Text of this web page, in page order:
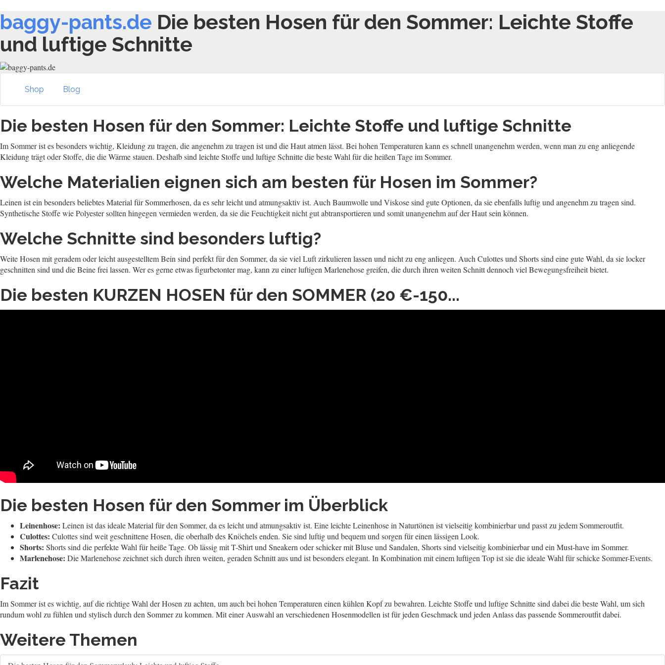
baggy-pants.de Die besten Hosen für den Sommer: Leichte Stoffe
und luftige Schnitte
Shop Blog
Die besten Hosen für den Sommer: Leichte Stoffe und luftige Schnitte
Im Sommer ist es besonders wichtig, Kleidung zu tragen, die angenehm zu tragen ist und die Haut atmen lässt. Bei hohen Temperaturen kann es schnell unangenehm werden, wenn man zu eng anliegende
Kleidung trägt oder Stoffe, die die Wärme stauen. Deshalb sind leichte Stoffe und luftige Schnitte die beste Wahl für die heißen Tage im Sommer.
Welche Materialien eignen sich am besten für Hosen im Sommer?
Leinen ist ein besonders beliebtes Material für Sommerhosen, da es sehr leicht und atmungsaktiv ist. Auch Baumwolle und Viskose sind gute Optionen, da sie ebenfalls luftig und angenehm zu tragen sind.
Synthetische Stoffe wie Polyester sollten hingegen vermieden werden, da sie die Feuchtigkeit nicht gut abtransportieren und somit unangenehm auf der Haut sein können.
Welche Schnitte sind besonders luftig?
Weite Hosen mit geradem oder leicht ausgestelltem Bein sind perfekt für den Sommer, da sie viel Luft zirkulieren lassen und nicht zu eng anliegen. Auch Culottes und Shorts sind eine gute Wahl, da sie locker
geschnitten sind und die Beine frei lassen. Wer es gerne etwas figurbetonter mag, kann zu einer luftigen Marlenehose greifen, die durch ihren weiten Schnitt dennoch viel Bewegungsfreiheit bietet.
Die besten KURZEN HOSEN für den SOMMER (20 €-150...
Die besten Hosen für den Sommer im Überblick
Leinenhose: Leinen ist das ideale Material für den Sommer, da es leicht und atmungsaktiv ist. Eine leichte Leinenhose in Naturtönen ist vielseitig kombinierbar und passt zu jedem Sommeroutfit.
Culottes: Culottes sind weit geschnittene Hosen, die oberhalb des Knöchels enden. Sie sind luftig und bequem und sorgen für einen lässigen Look.
Shorts: Shorts sind die perfekte Wahl für heiße Tage. Ob lässig mit T-Shirt und Sneakern oder schicker mit Bluse und Sandalen, Shorts sind vielseitig kombinierbar und ein Must-have im Sommer.
Marlenehose: Die Marlenehose zeichnet sich durch ihren weiten, geraden Schnitt aus und ist besonders elegant. In Kombination mit einem luftigen Top ist sie die ideale Wahl für schicke Sommer-Events.
Fazit
Im Sommer ist es wichtig, auf die richtige Wahl der Hosen zu achten, um auch bei hohen Temperaturen einen kühlen Kopf zu bewahren. Leichte Stoffe und luftige Schnitte sind dabei die beste Wahl, um sich
rundum wohl zu fühlen und stylisch durch den Sommer zu kommen. Mit einer Auswahl an verschiedenen Hosenmodellen ist für jeden Geschmack und jeden Anlass das passende Sommeroutfit dabei.
Weitere Themen